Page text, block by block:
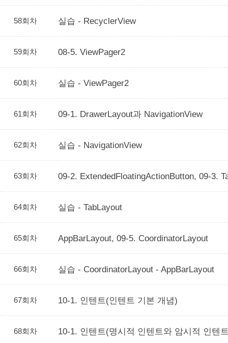
58회차 실습 - RecyclerView
59회차 08-5. ViewPager2
60회차 실습 - ViewPager2
61회차 09-1. DrawerLayout과 NavigationView
62회차 실습 - NavigationView
63회차 09-2. ExtendedFloatingActionButton, 09-3.
64회차 실습 - TabLayout
65회차 AppBarLayout, 09-5. CoordinatorLayout
66회차 실습 - CoordinatorLayout - AppBarLayout
67회차 10-1. 인텐트(인텐트 기본 개념)
68회차 10-1. 인텐트(명시적 인텐트와 암시적 인텐